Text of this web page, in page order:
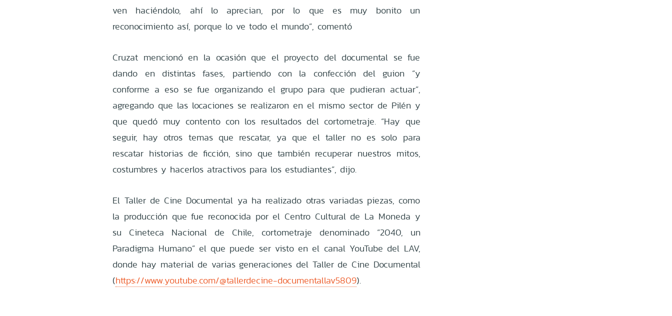
ven haciéndolo, ahí lo aprecian, por lo que es muy bonito un
reconocimiento así, porque lo ve todo el mundo”, comentó
Cruzat mencionó en la ocasión que el proyecto del documental se fue
dando en distintas fases, partiendo con la confección del guion “y
conforme a eso se fue organizando el grupo para que pudieran actuar”,
agregando que las locaciones se realizaron en el mismo sector de Pilén y
que quedó muy contento con los resultados del cortometraje. “Hay que
seguir, hay otros temas que rescatar, ya que el taller no es solo para
rescatar historias de ficción, sino que también recuperar nuestros mitos,
costumbres y hacerlos atractivos para los estudiantes”, dijo.
El Taller de Cine Documental ya ha realizado otras variadas piezas, como
la producción que fue reconocida por el Centro Cultural de La Moneda y
su Cineteca Nacional de Chile, cortometraje denominado “2040, un
Paradigma Humano” el que puede ser visto en el canal YouTube del LAV,
donde hay material de varias generaciones del Taller de Cine Documental
(https://www.youtube.com/@tallerdecine-documentallav5809).